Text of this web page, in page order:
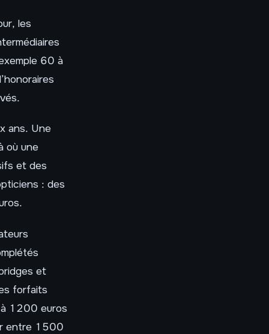
les
60 à
ans. Une
où une
et des
: des
et
forfaits
1200 euros
entre 1500